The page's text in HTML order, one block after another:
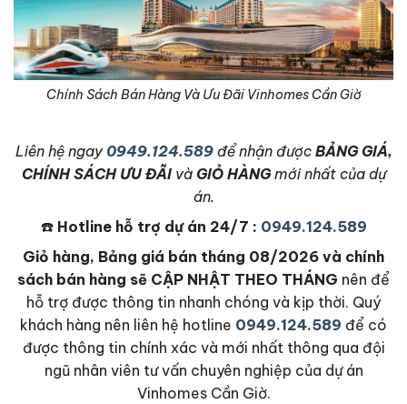
Chính Sách Bán Hàng Và Ưu Đãi Vinhomes Cần Giờ
Liên hệ ngay 0949.124.589để nhận được BẢNG GIÁ,
CHÍNH SÁCH ƯU ĐÃIvàGIỎ HÀNGmới nhất của dự
án.
☎️Hotline hỗ trợ dự án 24/7 : 0949.124.589
Giỏ hàng, Bảng giá bán tháng 08/2026 và chính
sách bán hàng sẽ CẬP NHẬT THEO THÁNG nên để
hỗ trợ được thông tin nhanh chóng và kịp thời. Quý
khách hàng nên liên hệ hotline 0949.124.589 để có
được thông tin chính xác và mới nhất thông qua đội
ngũ nhân viên tư vấn chuyên nghiệp của dự án
Vinhomes Cần Giờ.